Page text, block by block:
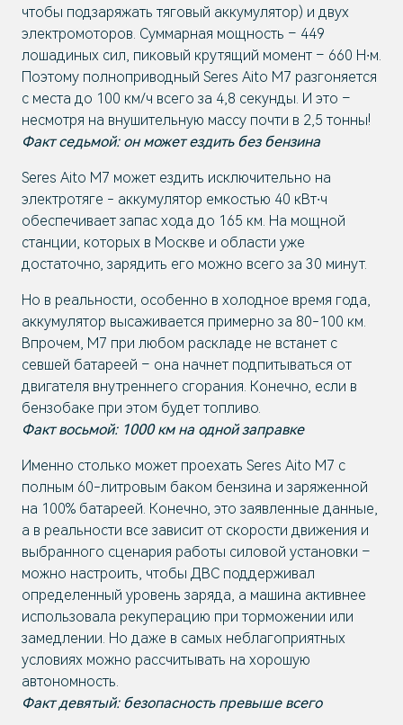
чтобы подзаряжать тяговый аккумулятор) и двух
электромоторов. Суммарная мощность – 449
лошадиных сил, пиковый крутящий момент – 660 Н∙м.
Поэтому полноприводный Seres Aito M7 разгоняется
с места до 100 км/ч всего за 4,8 секунды. И это –
несмотря на внушительную массу почти в 2,5 тонны!
Факт седьмой: он может ездить без бензина
Seres Aito M7 может ездить исключительно на
электротяге - аккумулятор емкостью 40 кВт∙ч
обеспечивает запас хода до 165 км. На мощной
станции, которых в Москве и области уже
достаточно, зарядить его можно всего за 30 минут.
Но в реальности, особенно в холодное время года,
аккумулятор высаживается примерно за 80-100 км.
Впрочем, M7 при любом раскладе не встанет с
севшей батареей – она начнет подпитываться от
двигателя внутреннего сгорания. Конечно, если в
бензобаке при этом будет топливо.
Факт восьмой: 1000 км на одной заправке
Именно столько может проехать Seres Aito M7 с
полным 60-литровым баком бензина и заряженной
на 100% батареей. Конечно, это заявленные данные,
а в реальности все зависит от скорости движения и
выбранного сценария работы силовой установки –
можно настроить, чтобы ДВС поддерживал
определенный уровень заряда, а машина активнее
использовала рекуперацию при торможении или
замедлении. Но даже в самых неблагоприятных
условиях можно рассчитывать на хорошую
автономность.
Факт девятый: безопасность превыше всего